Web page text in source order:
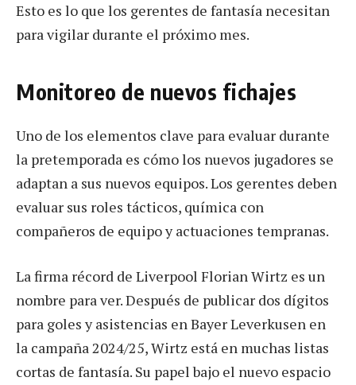
Esto es lo que los gerentes de fantasía necesitan
para vigilar durante el próximo mes.
Monitoreo de nuevos fichajes
Uno de los elementos clave para evaluar durante
la pretemporada es cómo los nuevos jugadores se
adaptan a sus nuevos equipos. Los gerentes deben
evaluar sus roles tácticos, química con
compañeros de equipo y actuaciones tempranas.
La firma récord de Liverpool Florian Wirtz es un
nombre para ver. Después de publicar dos dígitos
para goles y asistencias en Bayer Leverkusen en
la campaña 2024/25, Wirtz está en muchas listas
cortas de fantasía. Su papel bajo el nuevo espacio